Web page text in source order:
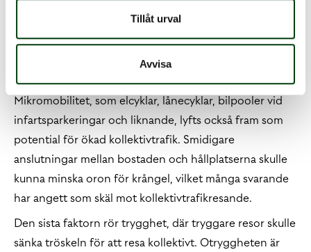
Tillåt urval
Avvisa
Gällande innovation så pekar rapporten särskilt på
potentialen i att skapa mer flexibla biljetter och bättre
Mikromobilitet, som elcyklar, lånecyklar, bilpooler vid
infartsparkeringar och liknande, lyfts också fram som
potential för ökad kollektivtrafik. Smidigare
anslutningar mellan bostaden och hållplatserna skulle
kunna minska oron för krångel, vilket många svarande
har angett som skäl mot kollektivtrafikresande.
Den sista faktorn rör trygghet, där tryggare resor skulle
sänka tröskeln för att resa kollektivt. Otryggheten är